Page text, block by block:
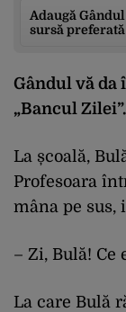
Adaugă Gândul
sursă preferată
Gândul vă da
„Bancul Zilei”.
La școală,
Profesoara
mâna pe sus,
– Zi, Bulă! Ce
La care Bulă